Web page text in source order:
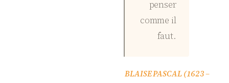
penser
comme il
faut.
BLAISE PASCAL (1623 –